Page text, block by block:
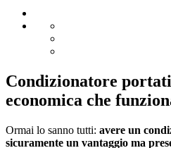
Condizionatore
economica che
Ormai lo sanno tutti: avere un
sicuramente un vantaggio ma